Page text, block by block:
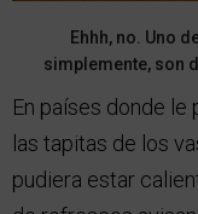
Ehhh, no. Uno
simplemente, son
En países donde
las tapitas de los
pudiera estar